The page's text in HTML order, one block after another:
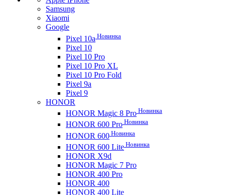
Samsung
Xiaomi
Google
Pixel 10a Новинка
Pixel 10
Pixel 10 Pro
Pixel 10 Pro XL
Pixel 10 Pro Fold
Pixel 9a
Pixel 9
HONOR
HONOR Magic 8 Pro Новинка
HONOR 600 Pro Новинка
HONOR 600 Новинка
HONOR 600 Lite Новинка
HONOR X9d
HONOR Magic 7 Pro
HONOR 400 Pro
HONOR 400
HONOR 400 Lite